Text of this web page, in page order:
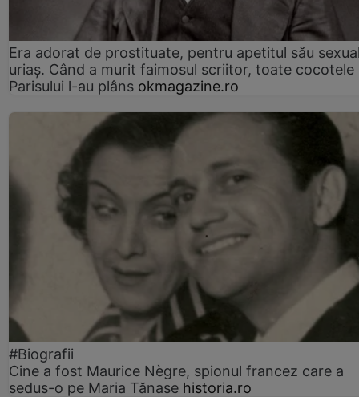
Era adorat de prostituate, pentru apetitul său
uriaș. Când a murit faimosul scriitor, toate cocotele
Parisului l-au plâns okmagazine.ro
#Biografii
Cine a fost Maurice Nègre, spionul francez care a
sedus-o pe Maria Tănase historia.ro